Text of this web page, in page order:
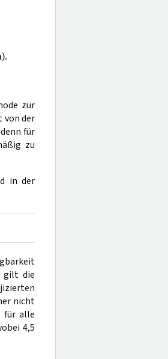
zur
von der
für
zu
in der
gilt die
nicht
für alle
4,5